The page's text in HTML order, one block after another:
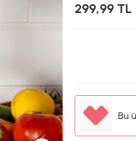
299,99 TL
Bu